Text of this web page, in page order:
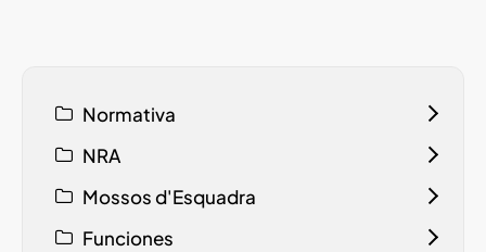
Normativa
NRA
Mossos d'Esquadra
Funciones